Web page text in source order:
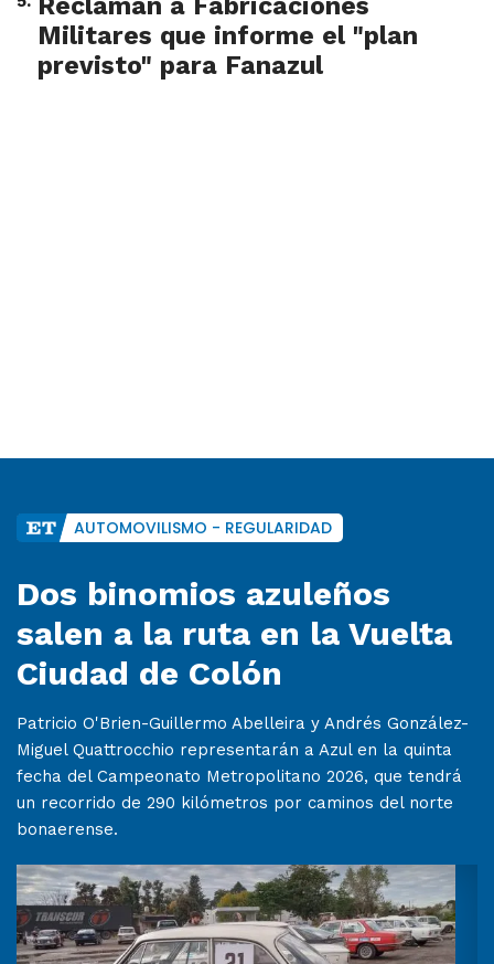
Militares que informe el "plan
previsto" para Fanazul
AUTOMOVILISMO - REGULARIDAD
Dos binomios azuleños
salen a la ruta en la Vuelta
Ciudad de Colón
Patricio O'Brien-Guillermo Abelleira y Andrés González-
Miguel Quattrocchio representarán a Azul en la quinta
fecha del Campeonato Metropolitano 2026, que tendrá
un recorrido de 290 kilómetros por caminos del norte
bonaerense.